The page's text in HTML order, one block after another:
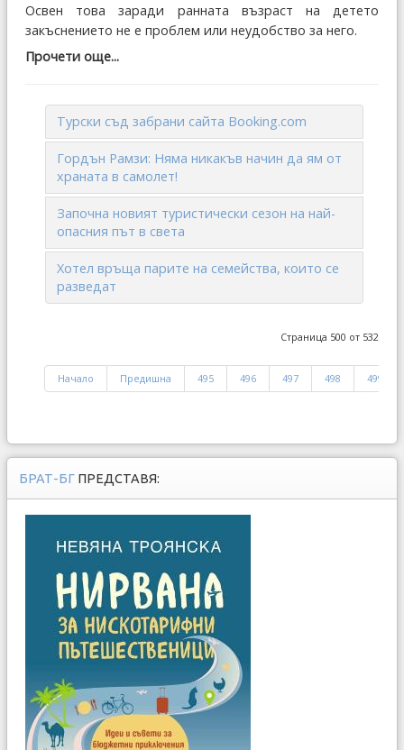
Освен това заради ранната възраст на детето
закъснението не е проблем или неудобство за него.
Прочети още...
Турски съд забрани сайта Booking.com
Гордън Рамзи: Няма никакъв начин да ям от
храната в самолет!
Започна новият туристически сезон на най-
опасния път в света
Хотел връща парите на семейства, които се
разведат
Страница 500 от 532
Начало Предишна 495 496 497 498 499
БРАТ-БГ ПРЕДСТАВЯ: